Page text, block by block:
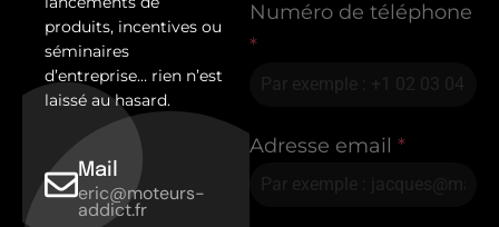
produits, incentives ou
séminaires
d’entreprise… rien n’est
laissé au hasard.
Mail
eric@moteurs-
addict.fr
Numéro de téléphone
*
Adresse email *